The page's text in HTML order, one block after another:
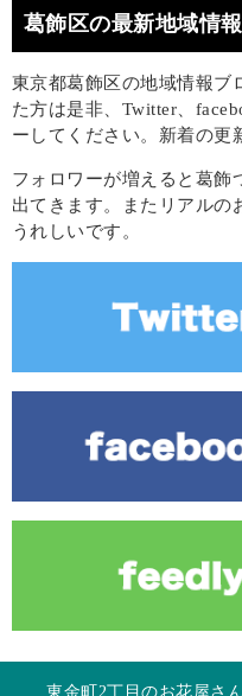
葛飾区の最新地域情
東京都葛飾区の地域情報ブ
た方は是非、Twitter、
ーしてください。新着の更
フォロワーが増えると葛飾
出てきます。またリアルの
うれしいです。
東金町2丁目のお花屋さ